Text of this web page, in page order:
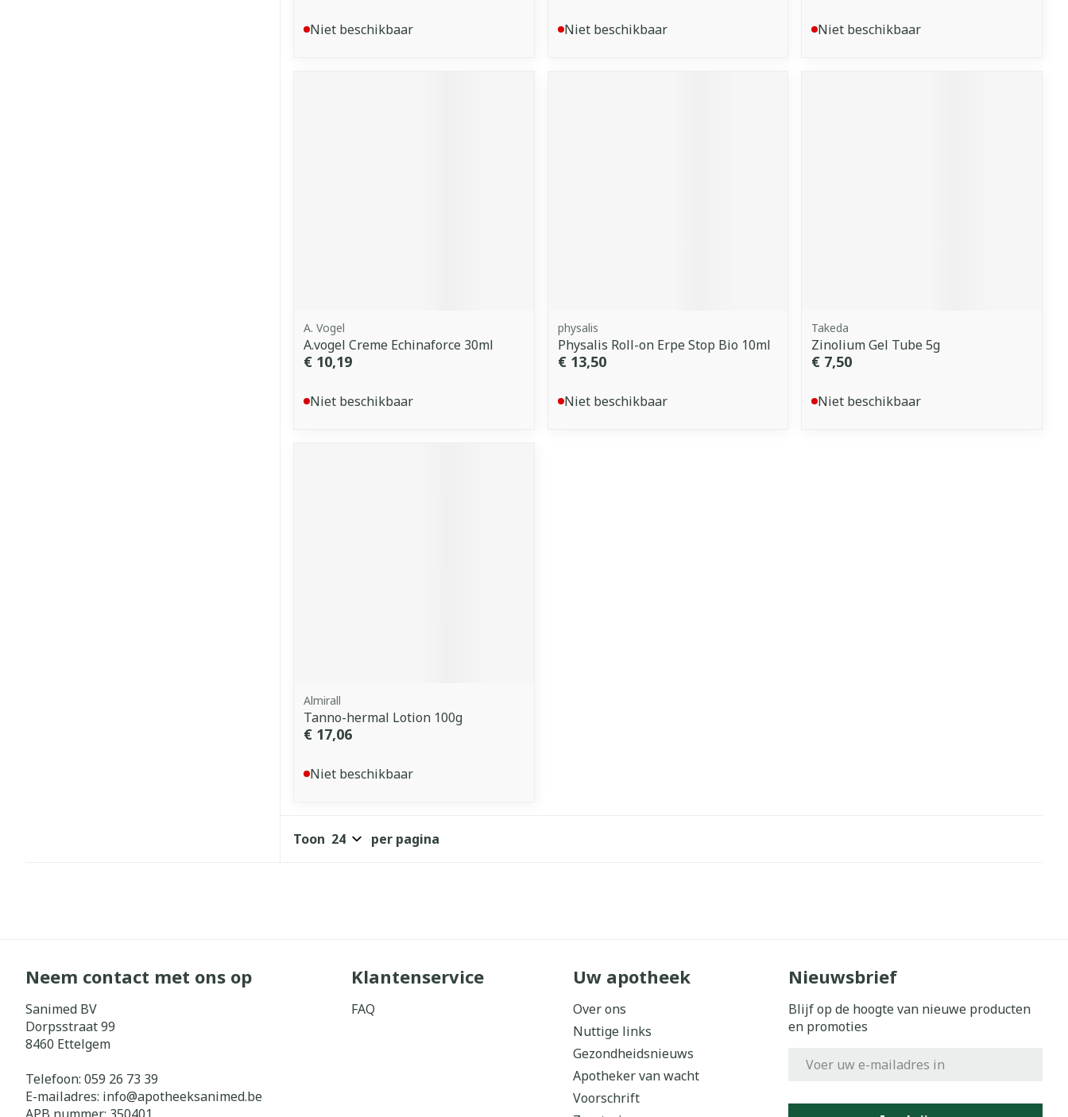
Niet beschikbaar Niet beschikbaar Niet beschikbaar
A. Vogel
A.vogel Creme Echinaforce 30ml
€ 10,19
Niet beschikbaar
physalis
Physalis Roll-on Erpe Stop Bio 10ml
€ 13,50
Niet beschikbaar
Takeda
Zinolium Gel Tube 5g
€ 7,50
Niet beschikbaar
Almirall
Tanno-hermal Lotion 100g
€ 17,06
Niet beschikbaar
Toon per pagina
Neem contact met ons op
Sanimed BV
Dorpsstraat 99
8460 Ettelgem
Telefoon: 059 26 73 39
E-mailadres: info@apotheeksanimed.be
Klantenservice
FAQ
Uw apotheek
Over ons
Nuttige links
Gezondheidsnieuws
Apotheker van wacht
Voorschrift
Nieuwsbrief
Blijf op de hoogte van nieuwe producten
en promoties